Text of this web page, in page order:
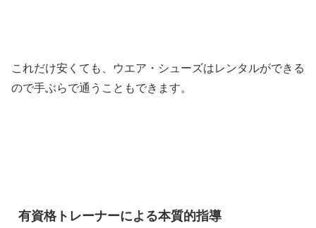
これだけ安くても、ウエア・シューズはレンタルができる
ので手ぶらで通うこともできます。
有資格トレーナーによる本質的指導